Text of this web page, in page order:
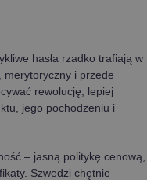
hasła rzadko trafiają w
merytoryczny i przede
rewolucję, lepiej
jego pochodzeniu i
– jasną politykę cenową,
Szwedzi chętnie